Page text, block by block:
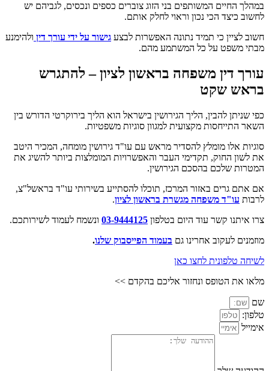
במהלך החיים המשותפים בני הזוג צוברים כספים ונכסים, לגביהם יש
לחשוב כיצד הכי נכון וראוי לחלק אותם.
חשוב לציין כי תמיד נתונה האפשרות לבצע גישור על ידי עורך דין ולהימנע
מבתי משפט על כל המשתמע מהם.
עורך דין משפחה בראשון לציון – להתגרש
בראש שקט
כפי שניתן להבין, הליך הגירושין בישראל הוא הליך בירוקרטי הדורש בין
השאר התייחסות מקצועית למגוון סוגיות משפטיות.
סוגיות אלו מומלץ להסדיר מראש עם עו"ד גירושין מומחה, המכיר היטב
את לשון החוק, תקדימי העבר והאפשרויות המומלצות ביותר להשיג את
המטרות שלכם בהסכם הגירושין.
אם אתם גרים באזור המרכז, תוכלו להסתייע בשירותי עו"ד בראשל"צ,
לרבות עו"ד משפחה מגשרת בראשון לציון.
צרו איתנו קשר עוד היום בטלפון 03-9444125 ונשמח לעמוד לשירותכם.
מוזמנים לעקוב אחרינו גם בעמוד הפייסבוק שלנו.
לשיחה טלפונית לחצו כאן
מלאו את הטופס ונחזור אליכם בהקדם >>
שם
טלפון:
אימייל